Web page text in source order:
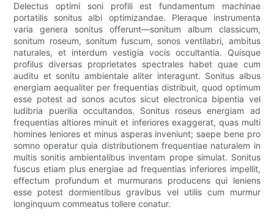
Delectus optimi soni profili est fundamentum machinae
portatilis sonitus albi optimizandae. Pleraque instrumenta
varia genera sonitus offerunt—sonitum album classicum,
sonitum roseum, sonitum fuscum, sonos ventilabri, ambitus
naturales, et interdum vestigia vocis occultantia. Quisque
profilus diversas proprietates spectrales habet quae cum
auditu et sonitu ambientale aliter interagunt. Sonitus albus
energiam aequaliter per frequentias distribuit, quod optimum
esse potest ad sonos acutos sicut electronica bipentia vel
ludibria puerilia occultandos. Sonitus roseus energiam ad
frequentias altiores minuit et inferiores exaggerat, quas multi
homines leniores et minus asperas inveniunt; saepe bene pro
somno operatur quia distributionem frequentiae naturalem in
multis sonitis ambientalibus inventam prope simulat. Sonitus
fuscus etiam plus energiae ad frequentias inferiores impellit,
effectum profundum et murmurans producens qui leniens
esse potest dormientibus gravibus vel utilis cum murmur
longinquum commeatus tollere conatur.